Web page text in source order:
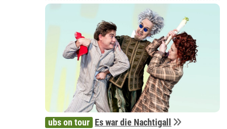
ubs on tour Es war die Nachtigall